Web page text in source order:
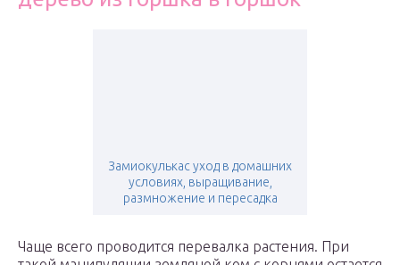
Замиокулькас уход в домашних
условиях, выращивание,
размножение и пересадка
Чаще всего проводится перевалка растения. При